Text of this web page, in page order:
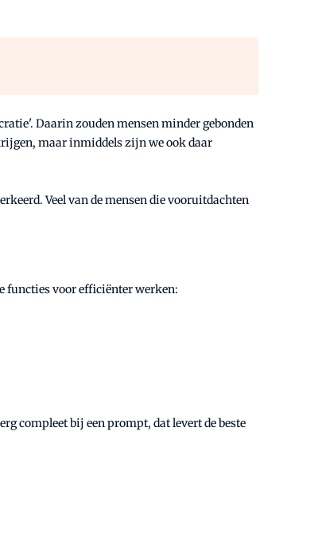
Daarin zouden mensen minder gebonden
maar inmiddels zijn we ook daar
Veel van de mensen die vooruitdachten
functies voor efficiënter werken:
compleet bij een prompt, dat levert de beste